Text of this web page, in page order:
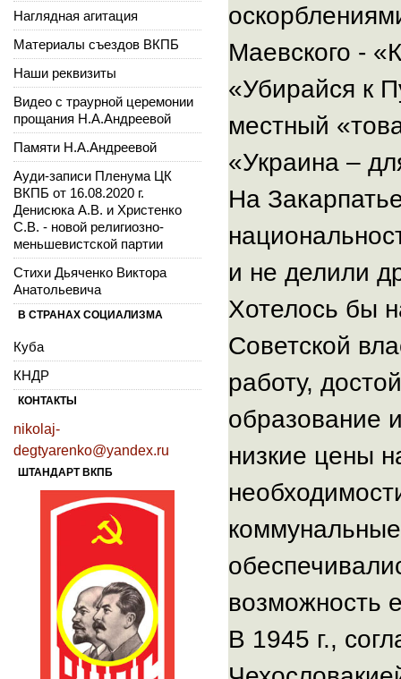
Маевского -
«Убирайся к
местный
«Украина –
На
и не делили
Хотелось бы
Советской
работу,
образование
низкие цены
возможность
В 1945 г.,
Наглядная агитация
Материалы съездов ВКПБ
Наши реквизиты
Видео с траурной церемонии
прощания Н.А.Андреевой
Памяти Н.А.Андреевой
Ауди-записи Пленума ЦК
ВКПБ от 16.08.2020 г.
Денисюка А.В. и Христенко
С.В. - новой религиозно-
меньшевистской партии
Стихи Дьяченко Виктора
Анатольевича
В СТРАНАХ СОЦИАЛИЗМА
Куба
КНДР
КОНТАКТЫ
nikolaj-
degtyarenko@yandex.ru
ШТАНДАРТ ВКПБ